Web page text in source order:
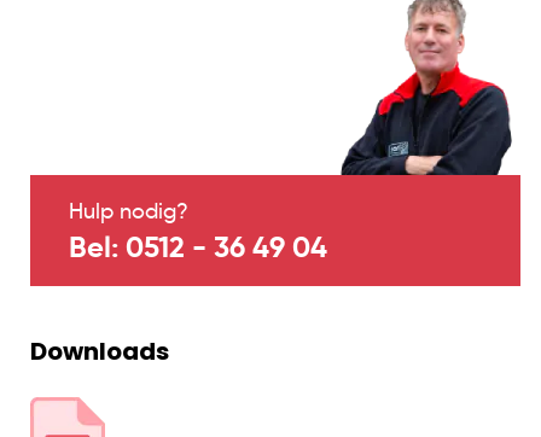
Hulp nodig?
Bel: 0512 - 36 49 04
Downloads